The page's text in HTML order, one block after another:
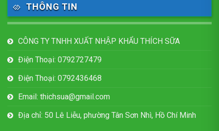
THÔNG TIN
CÔNG TY TNHH XUẤT NHẬP KHẨU THÍCH SỮA
Điện Thoại: 0792727479
Điện Thoại: 0792436468
Email: thichsua@gmail.com
Địa chỉ: 50 Lê Liễu, phường Tân Sơn Nhì, Hồ Chí Minh